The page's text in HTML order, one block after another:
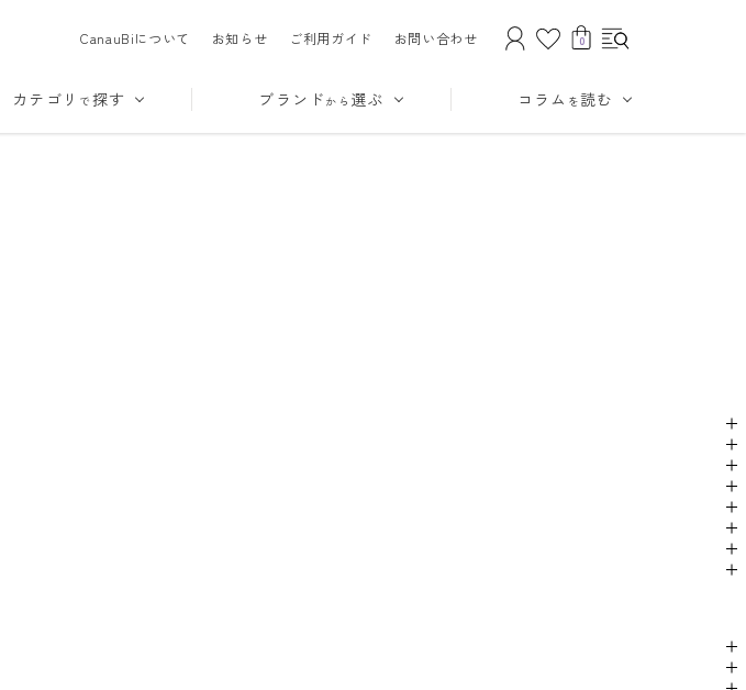
CanauBiについて お知らせ ご利用ガイド お問い合わせ 0
カテゴリ で探す ブランド から 選ぶ コラム を読む